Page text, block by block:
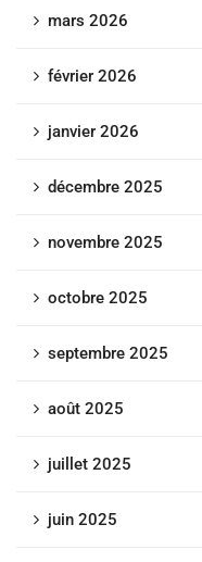
mars 2026
février 2026
janvier 2026
décembre 2025
novembre 2025
octobre 2025
septembre 2025
août 2025
juillet 2025
juin 2025